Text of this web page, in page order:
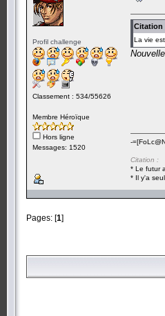
Profil challenge
Classement : 534/55626
Membre Héroïque
Hors ligne
Messages: 1520
Citation
La vie
-
Citation :
* Le futur
* Il y'a
Pages: [1]